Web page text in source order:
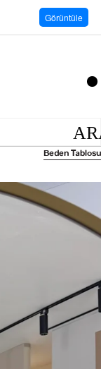
Beden Tablosu
Görüntüle